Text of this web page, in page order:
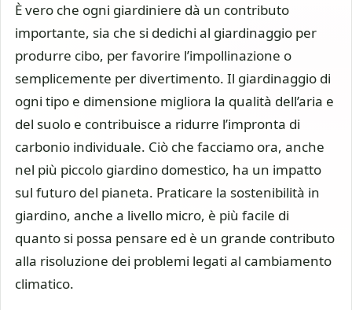
È vero che ogni giardiniere dà un contributo
importante, sia che si dedichi al giardinaggio per
produrre cibo, per favorire l’impollinazione o
semplicemente per divertimento. Il giardinaggio di
ogni tipo e dimensione migliora la qualità dell’aria e
del suolo e contribuisce a ridurre l’impronta di
carbonio individuale. Ciò che facciamo ora, anche
nel più piccolo giardino domestico, ha un impatto
sul futuro del pianeta. Praticare la sostenibilità in
giardino, anche a livello micro, è più facile di
quanto si possa pensare ed è un grande contributo
alla risoluzione dei problemi legati al cambiamento
climatico.